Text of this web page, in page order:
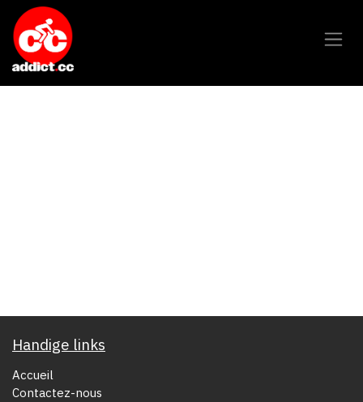
Overslaan naar inhoud
Handige links
Accueil
Contactez-nous